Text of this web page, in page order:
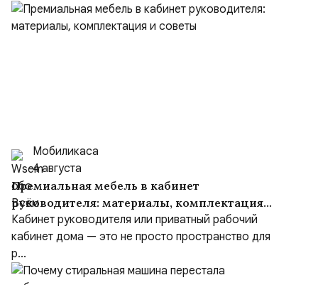
Мобиликаса
4 августа
Премиальная мебель в кабинет
руководителя: материалы, комплектация
и советы
Кабинет руководителя или приватный рабочий
кабинет дома — это не просто пространство для
р...